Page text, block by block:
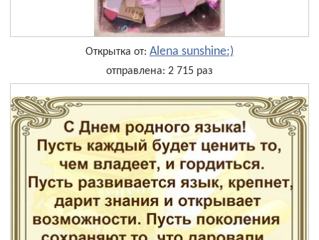
Открытка от: Alena sunshine:)
отправлена: 2 715 раз